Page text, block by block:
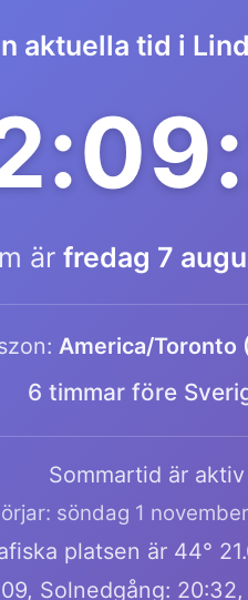
aktuella tid i
är fredag 7
America/Toronto
6 timmar före
Sommartid är aktiv
söndag 1
platsen är 44°
Solnedgång: